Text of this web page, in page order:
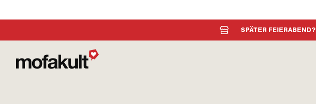
SPÄTER FEIERABEND?